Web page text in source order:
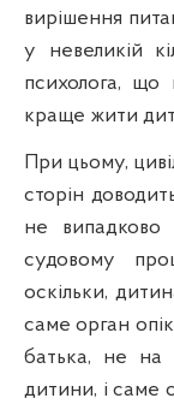
вирішення
у невеликій
психолога, що
краще жити
При цьому,
сторін
не випадково
судовому
оскільки,
саме орган
батька, не на
дитини, і саме